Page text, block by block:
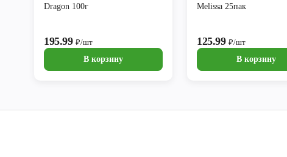
Dragon 100г
195.99₽/шт
В корзину
Melissa 25пак
125.99₽/шт
В корзину